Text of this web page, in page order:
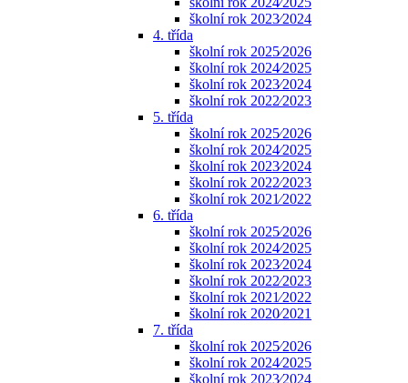
školní rok 2023⁄2024
4. třída
školní rok 2025⁄2026
školní rok 2024⁄2025
školní rok 2023⁄2024
školní rok 2022⁄2023
5. třída
školní rok 2025⁄2026
školní rok 2024⁄2025
školní rok 2023⁄2024
školní rok 2022⁄2023
školní rok 2021⁄2022
6. třída
školní rok 2025⁄2026
školní rok 2024⁄2025
školní rok 2023⁄2024
školní rok 2022⁄2023
školní rok 2021⁄2022
školní rok 2020⁄2021
7. třída
školní rok 2025⁄2026
školní rok 2024⁄2025
školní rok 2023⁄2024